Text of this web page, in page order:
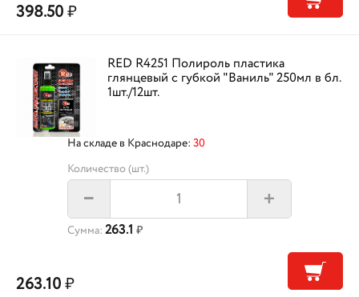
398.50₽
RED R4251 Полироль пластика
глянцевый с губкой "Ваниль" 250мл в бл.
1шт./12шт.
На складе в Краснодаре: 30
Количество (шт.)
– +
Сумма: 263.1 ₽
263.10₽